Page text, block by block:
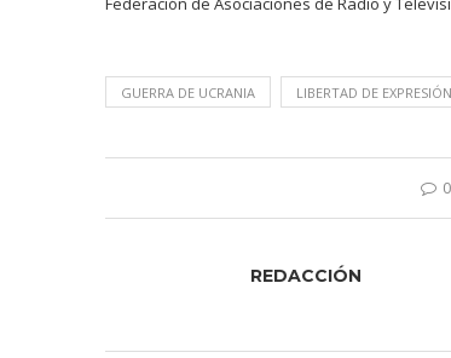
GUERRA DE UCRANIA LIBERTAD DE EXPRESIÓN
REDACCIÓN